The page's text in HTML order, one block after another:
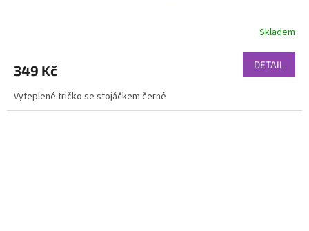
Skladem
349 Kč DETAIL
Vyteplené tričko se stojáčkem černé